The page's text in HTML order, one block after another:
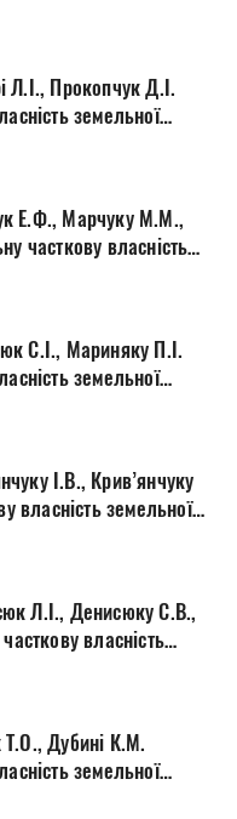
Л.І., Прокопчук Д.І.
земельної
Е.Ф., Марчуку М.М.,
часткову власність
С.І., Мариняку П.І.
земельної
І.В., Крив’янчуку
власність земельної
Л.І., Денисюку С.В.,
власність
Т.О., Дубині К.М.
земельної